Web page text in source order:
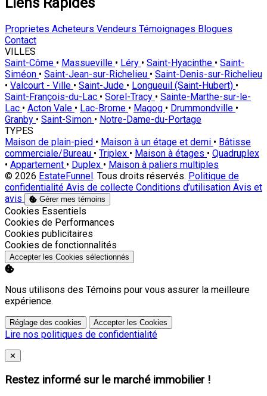
Proprietes Acheteurs Vendeurs Témoignages Blogues
Contact
VILLES
Saint-Côme • Massueville • Léry • Saint-Hyacinthe • Saint-
Siméon • Saint-Jean-sur-Richelieu • Saint-Denis-sur-Richelieu
• Valcourt - Ville • Saint-Jude • Longueuil (Saint-Hubert) •
Saint-François-du-Lac • Sorel-Tracy • Sainte-Marthe-sur-le-
Lac • Acton Vale • Lac-Brome • Magog • Drummondville •
Granby • Saint-Simon • Notre-Dame-du-Portage
TYPES
Maison de plain-pied • Maison à un étage et demi • Bâtisse
commerciale/Bureau • Triplex • Maison à étages • Quadruplex
• Appartement • Duplex • Maison à paliers multiples
© 2026 EstateFunnel . Tous droits réservés. Politique de
confidentialité Avis de collecte Conditions d’utilisation Avis et
avis
Gérer mes témoins
Activer
Cookies Essentiels
Activer
Cookies de Performances
Activer
Cookies publicitaires
Activer
Cookies de fonctionnalités
Accepter les Cookies sélectionnés
Nous utilisons des Témoins pour vous assurer la meilleure
expérience.
Réglage des cookies Accepter les Cookies
Lire nos politiques de confidentialité
Close
✕
Restez informé sur le marché immobilier !